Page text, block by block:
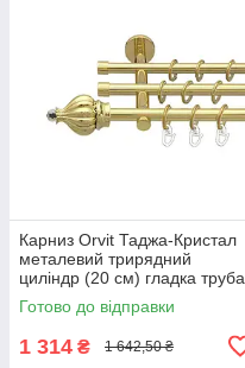
Карниз Orvit Таджа-Кристал
металевий трирядний
циліндр (20 см) гладка труба
кільце металеве Золото
16\16\16 мм 200 см
Готово до відправки
1 314 ₴ 1 642,50 ₴